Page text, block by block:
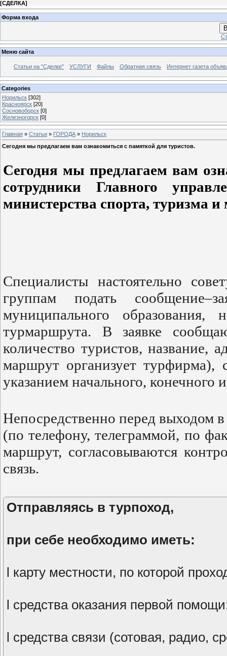
[СДЕЛКА]
Форма входа
Меню сайта
Статьи на "Сделке" УСЛУГИ Файлы Обратная связь Интернет газета
Categories
Норильск [302]
Красноярск [20]
Сосновоборск [0]
Железногорск [0]
Главная » Статьи » ГОРОДА » Норильск
Сегодня мы предлагаем вам ознакомиться с памяткой для туристов.
Сегодня мы предлагаем вам
сотрудники Главного
министерства спорта, туризма
Специалисты настоятельно
группам подать
муниципального образования,
турмаршрута. В заявке
количество туристов,
маршрут организует
указанием начального,
Непосредственно перед выходом
(по телефону, телеграммой, по
маршрут, согласовываются
связь.
Отправляясь в турпоход,
при себе необходимо иметь:
l карту местности, по которой
l средства оказания первой
l средства связи (сотовая, радио,